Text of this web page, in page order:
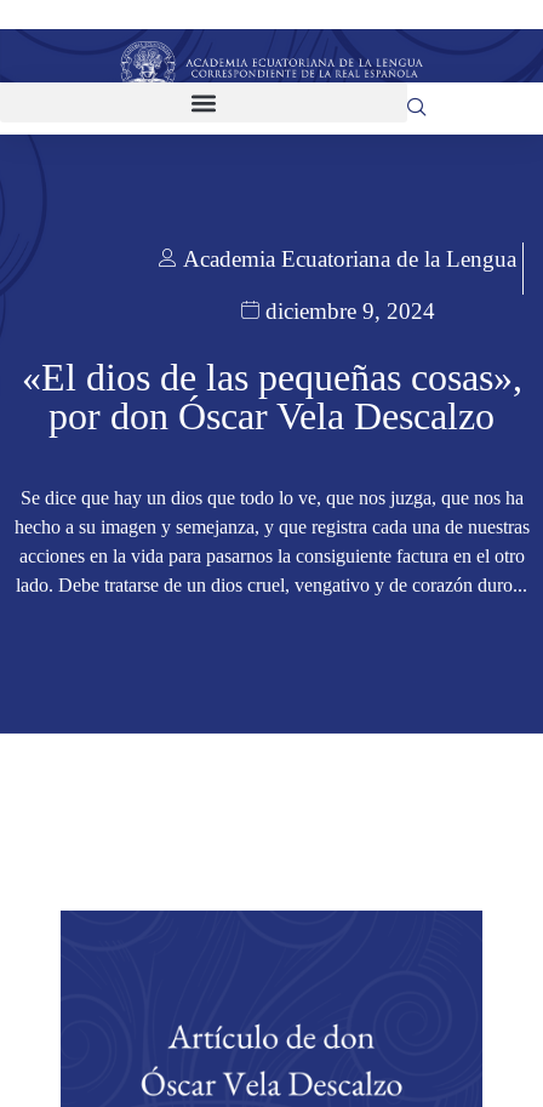
Academia Ecuatoriana de la Lengua
diciembre 9, 2024
«El dios de las pequeñas cosas»,
por don Óscar Vela Descalzo
Se dice que hay un dios que todo lo ve, que nos juzga, que nos ha
hecho a su imagen y semejanza, y que registra cada una de nuestras
acciones en la vida para pasarnos la consiguiente factura en el otro
lado. Debe tratarse de un dios cruel, vengativo y de corazón duro...